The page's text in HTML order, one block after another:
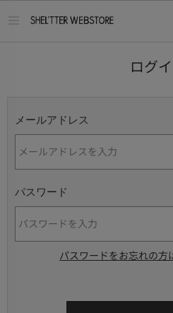
ログ
メールアドレス
パスワード
パスワードをお忘れの方